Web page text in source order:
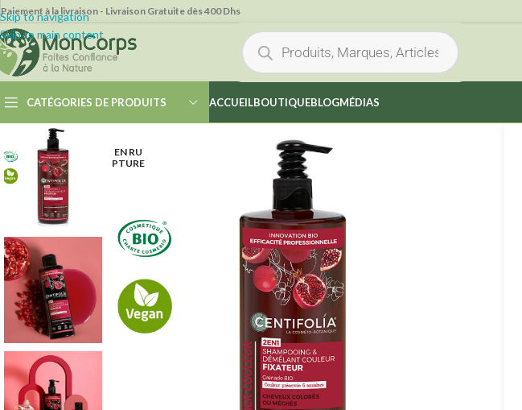
Skip to navigation
Skip to main content
Paiement à la livraison - Livraison Gratuite dès 400 Dhs
CATÉGORIES DE PRODUITS ACCUEILBOUTIQUEBLOGMÉDIAS
EN RU
PTURE